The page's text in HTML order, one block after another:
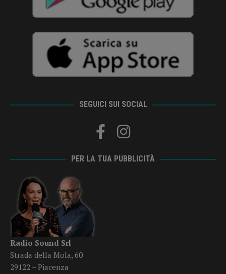
SEGUICI SUI SOCIAL
PER LA TUA PUBBLICITÀ
Radio Sound Srl
Strada della Mola, 60
29122 – Piacenza